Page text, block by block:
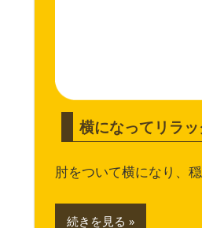
横になってリラ
肘をついて横になり、
続きを見る